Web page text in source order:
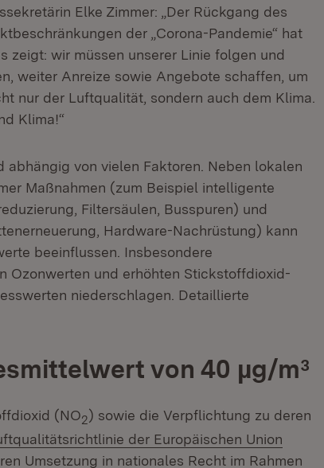
Elke Zimmer: „Der Rückgang des
der „Corona-Pandemie“ hat
zeigt: wir müssen unserer Linie folgen und
weiter Anreize sowie Angebote schaffen, um
nur der Luftqualität, sondern auch dem Klima.
Klima!“
von vielen Faktoren. Neben lokalen
Maßnahmen (zum Beispiel intelligente
Filtersäulen, Busspuren) und
Hardware-Nachrüstung) kann
beeinflussen. Insbesondere
Ozonwerten und erhöhten Stickstoffdioxid-
niederschlagen. Detaillierte
von 40 µg/m³
(NO2) sowie die Verpflichtung zu deren
der Europäischen Union
neuem Fenster)
Umsetzung in nationales Recht im Rahmen